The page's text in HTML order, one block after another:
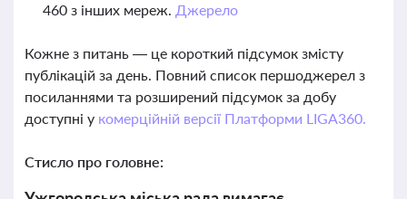
460 з інших мереж. Джерело
Кожне з питань — це короткий підсумок змісту
публікацій за день. Повний список першоджерел з
посиланнями та розширений підсумок за добу
доступні у комерційній версії Платформи LIGA360.
Стисло про головне: